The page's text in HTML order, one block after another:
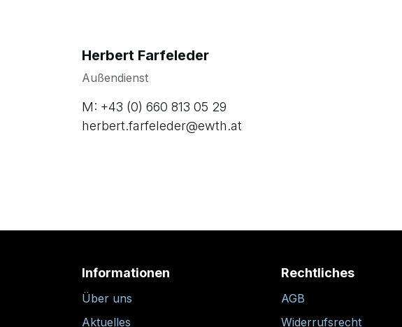
Herbert Farfeleder
Außendienst
M: +43 (0) 660 813 05 29
herbert.farfeleder@ewth.at
Informationen
Über uns
Aktuelles
Rechtliches
AGB
Widerrufsrecht